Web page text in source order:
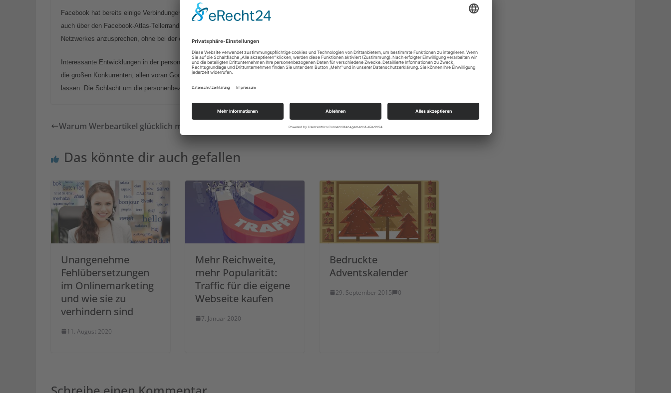
Facebook hat bereits einige Verbindungen zu anderen Werbenetzwerken aufgebaut. Das ermöglicht jedem Marketer auf Dauer,
auch über den Facebook-Atlas-Tellerrand hinauszublicken und auch potenzielle Kundenschichten außerhalb des Atlas
Netzwerkes anzusprechen, ohne bei der eigentlichen Werbearbeit Atlas als Umgebung verlassen zu müssen.
Interessante Entwicklungen in der personenbezogenen Werbung sind durch Atlas allemal zu erwarten, allerdings dürften auch
die großen Konkurrenten, allen voran Google, nicht lange mit eigenen Entwicklungen mit gleicher Zielsetzung auf sich warten
lassen. Die Schlacht um die personenbezogene Werbung von morgen darf also ganz offiziell als eröffnet betrachtet werden.
Warum Werbeartikel glücklich machen Mit Retargeting für mehr Umsatz sorgen
Das könnte dir auch gefallen
Unangenehme
Fehlübersetzungen
im Onlinemarketing
und wie sie zu
verhindern sind
11. August 2020
Mehr Reichweite,
mehr Popularität:
Traffic für die eigene
Webseite kaufen
7. Januar 2020
Bedruckte
Adventskalender
29. September 2015 0